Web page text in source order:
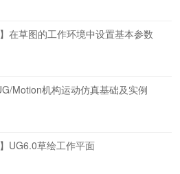
在草图的工作环境中设置基本参数
Motion机构运动仿真基础及实例
UG6.0草绘工作平面